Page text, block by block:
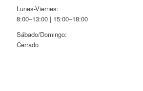
Lunes-Viernes:
8:00–13:00 | 15:00–18:00
Sábado/Domingo:
Cerrado